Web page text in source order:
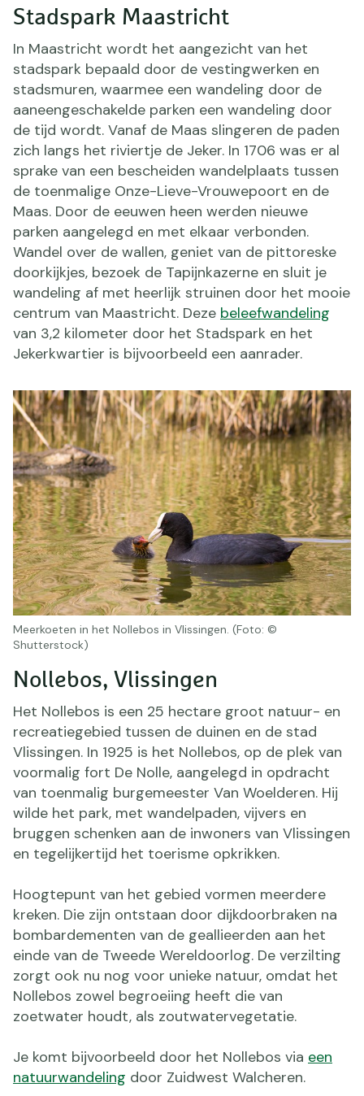
Stadspark Maastricht
In Maastricht wordt het aangezicht van het
stadspark bepaald door de vestingwerken en
stadsmuren, waarmee een wandeling door de
aaneengeschakelde parken een wandeling door
de tijd wordt. Vanaf de Maas slingeren de paden
zich langs het riviertje de Jeker. In 1706 was er al
sprake van een bescheiden wandelplaats tussen
de toenmalige Onze-Lieve-Vrouwepoort en de
Maas. Door de eeuwen heen werden nieuwe
parken aangelegd en met elkaar verbonden.
Wandel over de wallen, geniet van de pittoreske
doorkijkjes, bezoek de Tapijnkazerne en sluit je
wandeling af met heerlijk struinen door het mooie
centrum van Maastricht. Deze beleefwandeling
van 3,2 kilometer door het Stadspark en het
Jekerkwartier is bijvoorbeeld een aanrader.
Nollebos, Vlissingen
Het Nollebos is een 25 hectare groot natuur- en
recreatiegebied tussen de duinen en de stad
Vlissingen. In 1925 is het Nollebos, op de plek van
voormalig fort De Nolle, aangelegd in opdracht
van toenmalig burgemeester Van Woelderen. Hij
wilde het park, met wandelpaden, vijvers en
bruggen schenken aan de inwoners van Vlissingen
en tegelijkertijd het toerisme opkrikken.
Hoogtepunt van het gebied vormen meerdere
kreken. Die zijn ontstaan door dijkdoorbraken na
bombardementen van de geallieerden aan het
einde van de Tweede Wereldoorlog. De verzilting
zorgt ook nu nog voor unieke natuur, omdat het
Nollebos zowel begroeiing heeft die van
zoetwater houdt, als zoutwatervegetatie.
Je komt bijvoorbeeld door het Nollebos via een
natuurwandeling door Zuidwest Walcheren.
Meerkoeten in het Nollebos in Vlissingen. (Foto: ©
Shutterstock)